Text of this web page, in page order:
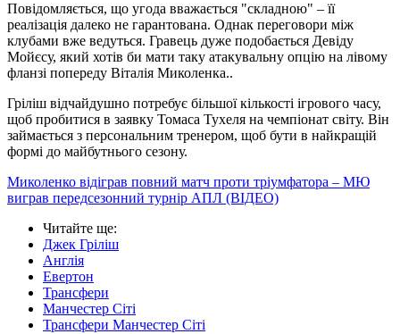
Повідомляється, що угода вважається "складною" – її
реалізація далеко не гарантована. Однак переговори між
клубами вже ведуться. Гравець дуже подобається Девіду
Мойєсу, який хотів би мати таку атакувальну опцію на лівому
фланзі попереду Віталія Миколенка..
Гріліш відчайдушно потребує більшої кількості ігрового часу,
щоб пробитися в заявку Томаса Тухеля на чемпіонат світу. Він
займається з персональним тренером, щоб бути в найкращій
формі до майбутнього сезону.
Миколенко відіграв повний матч проти тріумфатора – МЮ
виграв передсезонний турнір АПЛ (ВІДЕО)
Читайте ще:
Джек Гріліш
Англія
Евертон
Трансфери
Манчестер Сіті
Трансфери Манчестер Сіті